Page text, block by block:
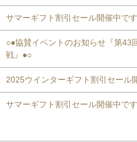
サマーギフト割引セール開催中で
○●協賛イベントのお知らせ『第43
戦』●○
2025ウインターギフト割引セール
サマーギフト割引セール開催中で